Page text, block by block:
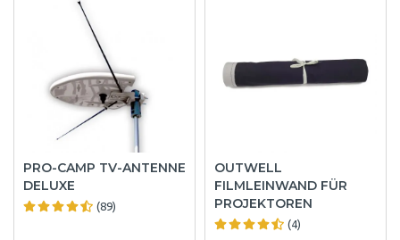
PRO-CAMP TV-ANTENNE
DELUXE
(89)
OUTWELL
FILMLEINWAND FÜR
PROJEKTOREN
(4)